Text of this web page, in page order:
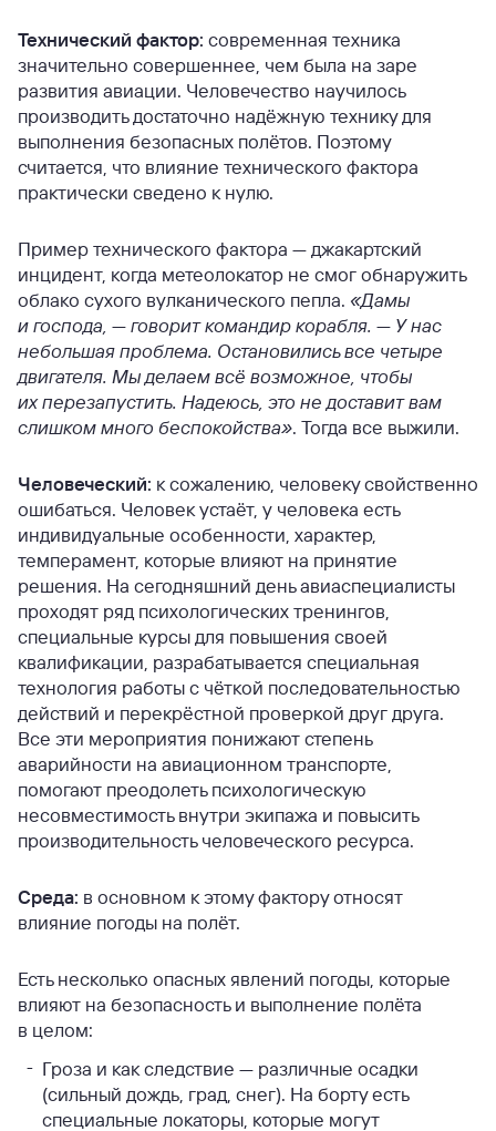
Технический фактор: современная техника
значительно совершеннее, чем была на заре
развития авиации. Человечество научилось
производить достаточно надёжную технику для
выполнения безопасных полётов. Поэтому
считается, что влияние технического фактора
практически сведено к нулю.
Пример технического фактора — джакартский
инцидент, когда метеолокатор не смог обнаружить
облако сухого вулканического пепла. «Дамы
и господа, — говорит командир корабля. — У нас
небольшая проблема. Остановились все четыре
двигателя. Мы делаем всё возможное, чтобы
их перезапустить. Надеюсь, это не доставит вам
слишком много беспокойства». Тогда все выжили.
Человеческий: к сожалению, человеку свойственно
ошибаться. Человек устаёт, у человека есть
индивидуальные особенности, характер,
темперамент, которые влияют на принятие
решения. На сегодняшний день авиаспециалисты
проходят ряд психологических тренингов,
специальные курсы для повышения своей
квалификации, разрабатывается специальная
технология работы с чёткой последовательностью
действий и перекрёстной проверкой друг друга.
Все эти мероприятия понижают степень
аварийности на авиационном транспорте,
помогают преодолеть психологическую
несовместимость внутри экипажа и повысить
производительность человеческого ресурса.
Среда: в основном к этому фактору относят
влияние погоды на полёт.
Есть несколько опасных явлений погоды, которые
влияют на безопасность и выполнение полёта
в целом:
Гроза и как следствие — различные осадки
(сильный дождь, град, снег). На борту есть
специальные локаторы, которые могут